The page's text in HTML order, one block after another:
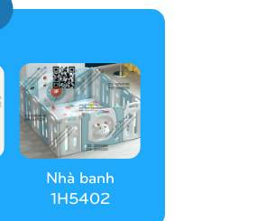
Nhà banh
1H5402